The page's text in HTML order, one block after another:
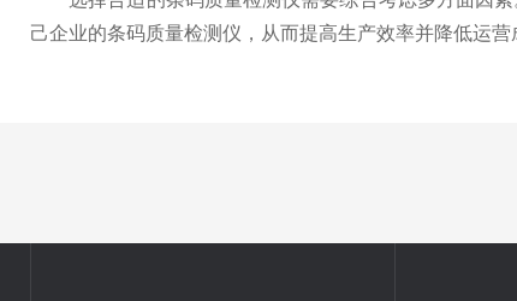
己企业的条码质量检测仪，从而提高生产效率并降低运